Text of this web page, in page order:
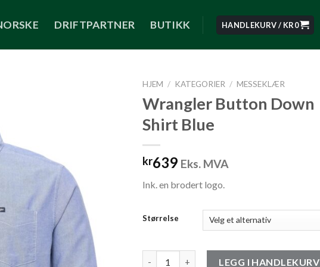
DRIFTPARTNER BUTIKK HANDLEKURV / KR0
HJEM / KATEGORIER / MESSEKLÆR
Wrangler Button Down
Shirt Blue
kr639 Eks. MVA
Ink. en brodert logo.
Størrelse
LEGG I HANDLEKURV